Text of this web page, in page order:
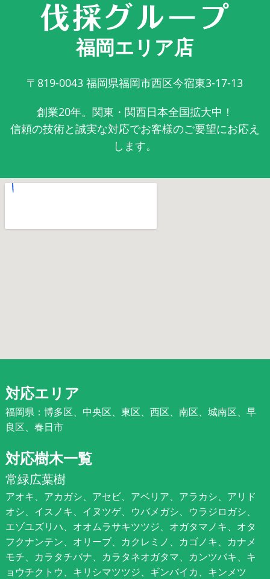
福岡エリア店
〒819-0043 福岡県福岡市西区今宿東3-17-13
創業20年。関東・関西日本全国拡大中！
信頼の技術と誠実な対応でお客様のご要望にお応え
します。
対応エリア
福岡県：博多区、中央区、東区、西区、南区、城南区、早
良区、春日市
対応樹木一覧
常緑広葉樹
アオキ、アカガシ、アセビ、アベリア、アラカシ、アリド
オシ、イスノキ、イヌツゲ、ウバメガシ、ウラジロガシ、
エゾユズリハ、オオムラサキツツジ、オガタマノキ、オタ
フクナンテン、オリーブ、カクレミノ、カゴノキ、カナメ
モチ、カラタチバナ、カラタネオガタマ、カンツバキ、キ
ョウチクトウ、キリシマツツジ、ギンバイカ、キンメツ